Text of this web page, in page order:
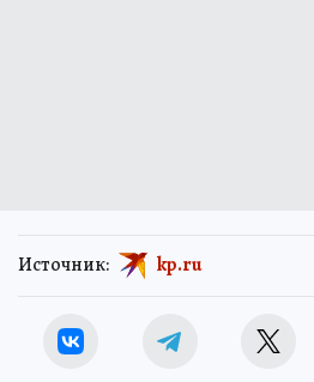
Источник: kp.ru